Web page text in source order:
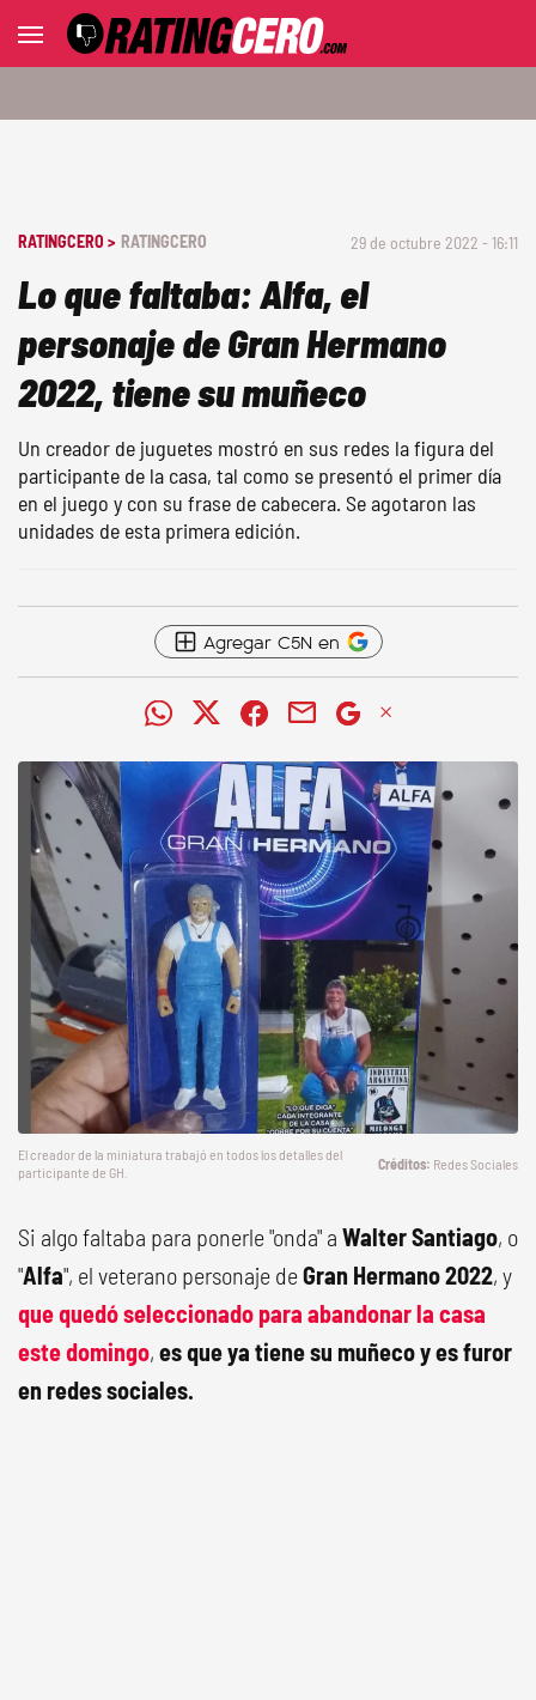
RATINGCERO > RATINGCERO 29 de octubre 2022 - 16:11
Lo que faltaba: Alfa, el
personaje de Gran Hermano
2022, tiene su muñeco
Un creador de juguetes mostró en sus redes la figura del
participante de la casa, tal como se presentó el primer día
en el juego y con su frase de cabecera. Se agotaron las
unidades de esta primera edición.
Agregar C5N en
El creador de la miniatura trabajó en todos los detalles del
participante de GH.
Redes Sociales
Si algo faltaba para ponerle "onda" a Walter Santiago, o
"Alfa", el veterano personaje deGran Hermano 2022, y
que quedó seleccionado para abandonar la casa
este domingo, es que ya tiene su muñeco y es furor
en redes sociales.